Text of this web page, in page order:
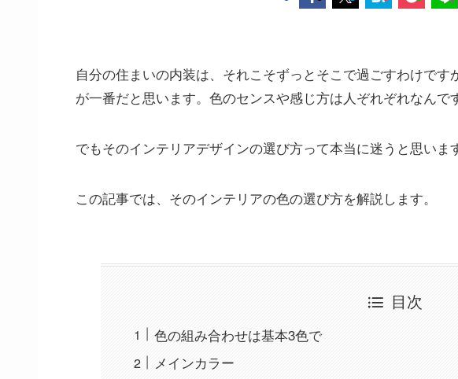
自分の住まいの内装は、それこそずっとそこで過ごすわけで
が一番だと思います。色のセンスや感じ方は人ぞれぞれなんで
でもそのインテリアデザインの選び方って本当に迷うと思います
この記事では、そのインテリアの色の選び方を解説します。
目次
色の組み合わせは基本3色で
メインカラー